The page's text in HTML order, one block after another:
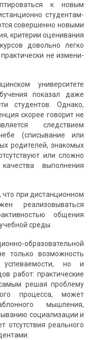
к новым
студентам-
совершенно новыми
критерии оценивания
довольно легко
не измени­
университете
показал даже
студентов. Однако,
скорее говорит не
следствием
(списывание или
родителей, знакомых
или сложно
выполнения
что при дистанционном
реализовываться
общения
среды.
образовательной
только возможность
но и
работ: практические
решая проблему
процесса, может
мышления,
социализации и
отсутствия реального